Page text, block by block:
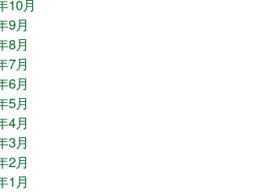
10月
9月
8月
7月
6月
5月
4月
3月
2月
1月